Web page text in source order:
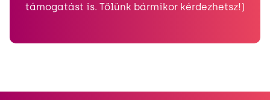
támogatást is. Tőlünk bármikor kérdezhetsz!)